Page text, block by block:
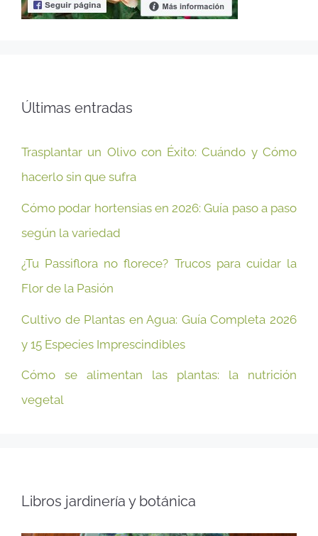
Últimas entradas
Trasplantar un Olivo con Éxito: Cuándo y Cómo
hacerlo sin que sufra
Cómo podar hortensias en 2026: Guía paso a paso
según la variedad
¿Tu Passiflora no florece? Trucos para cuidar la
Flor de la Pasión
Cultivo de Plantas en Agua: Guía Completa 2026
y 15 Especies Imprescindibles
Cómo se alimentan las plantas: la nutrición
vegetal
Libros jardinería y botánica